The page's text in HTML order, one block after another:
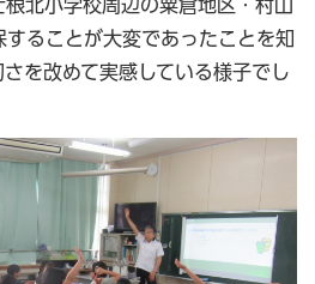
北小学校周辺の粟倉地区・村山
ることが大変であったことを知
を改めて実感している様子でし